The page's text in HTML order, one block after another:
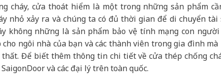
cháy, cửa thoát hiểm là một trong những sản phẩm
nhỏ xảy ra và chúng ta có đủ thời gian để di chuyển tài
không những là sản phẩm bảo vệ tính mạng con
ngôi nhà của bạn và các thành viên trong gia đình mà
Để biết thêm thông tin chi tiết về cửa thép chống
và các đại lý trên toàn quốc.